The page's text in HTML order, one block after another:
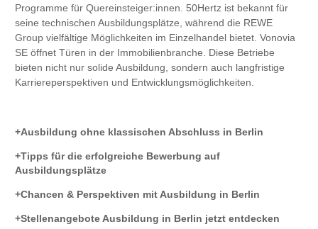
Programme für Quereinsteiger:innen. 50Hertz ist bekannt für
seine technischen Ausbildungsplätze, während die REWE
Group vielfältige Möglichkeiten im Einzelhandel bietet. Vonovia
SE öffnet Türen in der Immobilienbranche. Diese Betriebe
bieten nicht nur solide Ausbildung, sondern auch langfristige
Karriereperspektiven und Entwicklungsmöglichkeiten.
Ausbildung ohne klassischen Abschluss in Berlin
Tipps für die erfolgreiche Bewerbung auf
Ausbildungsplätze
Chancen & Perspektiven mit Ausbildung in Berlin
Stellenangebote Ausbildung in Berlin jetzt entdecken